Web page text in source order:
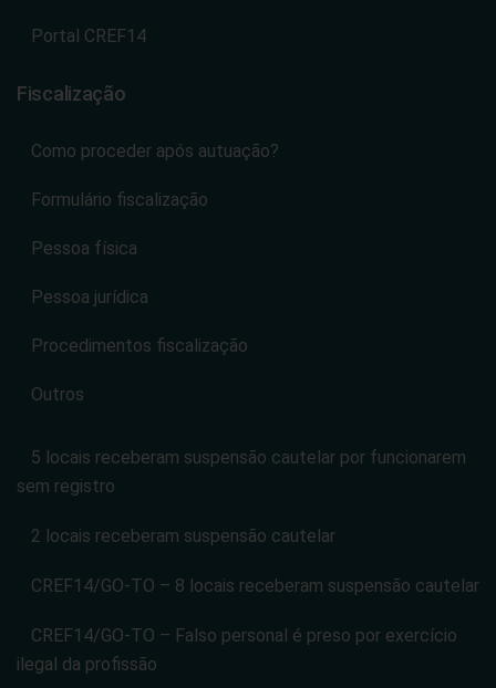
Portal CREF14
Fiscalização
Como proceder após autuação?
Formulário fiscalização
Pessoa física
Pessoa jurídica
Procedimentos fiscalização
Outros
5 locais receberam suspensão cautelar por funcionarem
sem registro
2 locais receberam suspensão cautelar
CREF14/GO-TO – 8 locais receberam suspensão cautelar
CREF14/GO-TO – Falso personal é preso por exercício
ilegal da profissão